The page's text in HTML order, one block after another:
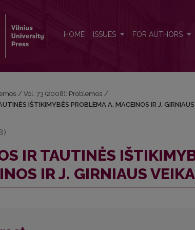
HOME ISSUES FOR AUTHORS
/ Vol. 73 (2008): Problemos /
IŠTIKIMYBĖS PROBLEMA A. MACEINOS IR J.
IR TAUTINĖS
IR J. GIRNIAUS